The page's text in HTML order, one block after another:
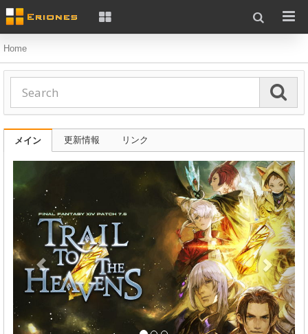
Home
メイン 更新情報 リンク